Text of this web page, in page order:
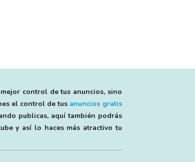
control de tus anuncios, sino
el control de tus anuncios gratis
publicas, aquí también podrás
y así lo haces más atractivo tu